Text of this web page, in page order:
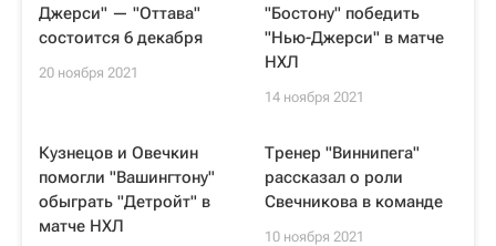
Джерси" — "Оттава"
состоится 6 декабря
20 ноября 2021
"Бостону" победить
"Нью-Джерси" в матче
НХЛ
14 ноября 2021
Кузнецов и Овечкин
помогли "Вашингтону"
обыграть "Детройт" в
матче НХЛ
Тренер "Виннипега"
рассказал о роли
Свечникова в команде
10 ноября 2021